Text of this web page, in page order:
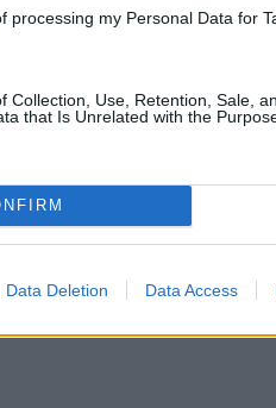
processing my Personal Data for
Collection, Use, Retention, Sale,
that Is Unrelated with the
Data Deletion Data Access
Ημέρες): Αιτίες &
Θυρεοειδούς